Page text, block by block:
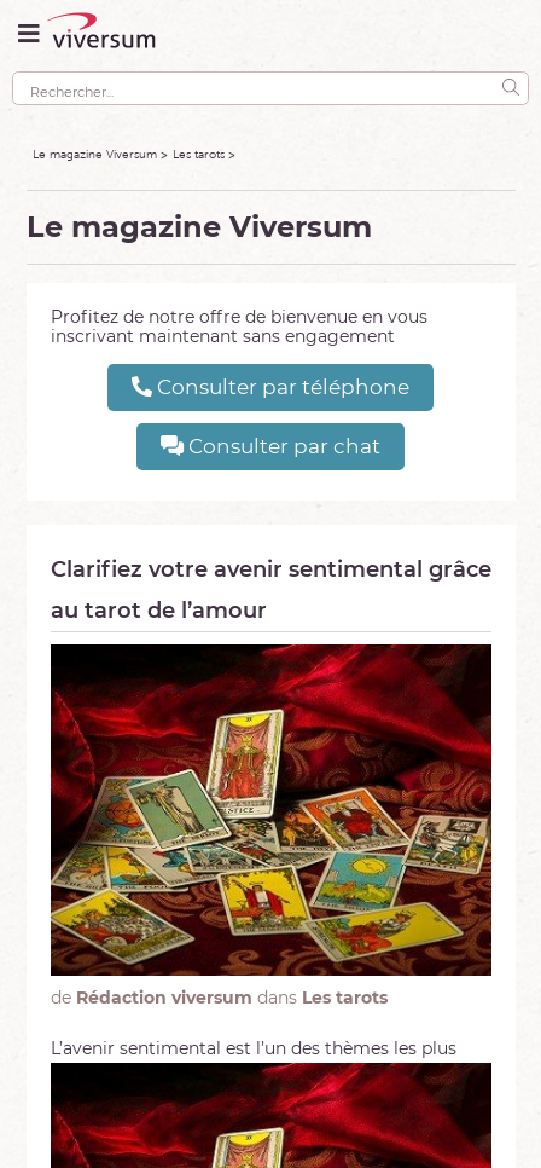
Le magazine Viversum Les tarots
Le magazine Viversum
Profitez de notre offre de bienvenue en vous
inscrivant maintenant sans engagement
Consulter par téléphone
Consulter par chat
Clarifiez votre avenir sentimental grâce
au tarot de l’amour
de Rédaction viversum dans Les tarots
L’avenir sentimental est l’un des thèmes les plus